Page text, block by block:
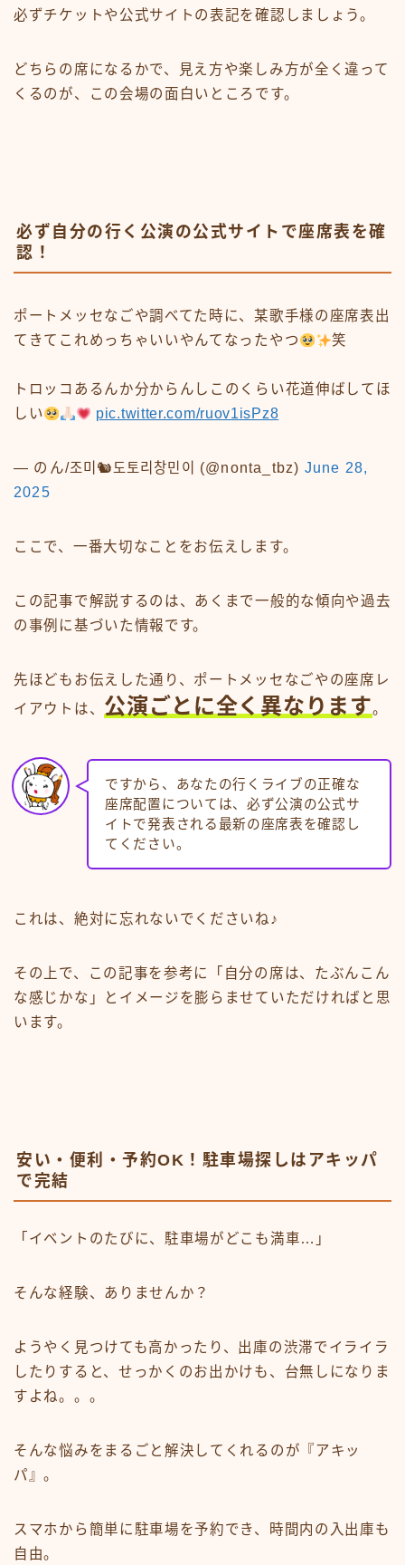
必ずチケットや公式サイトの表記を確認しましょう。
どちらの席になるかで、見え方や楽しみ方が全く違って
くるのが、この会場の面白いところです。
必ず自分の行く公演の公式サイトで座席表を確
認！
ポートメッセなごや調べてた時に、某歌手様の座席表出
てきてこれめっちゃいいやんてなったやつ
笑
トロッコあるんか分からんしこのくらい花道伸ばしてほ
しい
pic.twitter.com/ruov1isPz8
— のん/조미🐿도토리창민이 (@nonta_tbz) June 28,
2025
ここで、一番大切なことをお伝えします。
この記事で解説するのは、あくまで一般的な傾向や過去
の事例に基づいた情報です。
先ほどもお伝えした通り、ポートメッセなごやの座席レ
イアウトは、 公演ごとに全く異なります。
ですから、あなたの行くライブの正確な
座席配置については、必ず公演の公式サ
イトで発表される最新の座席表を確認し
てください。
これは、絶対に忘れないでくださいね♪
その上で、この記事を参考に「自分の席は、たぶんこん
な感じかな」とイメージを膨らませていただければと思
います。
安い・便利・予約OK！駐車場探しはアキッパ
で完結
「イベントのたびに、駐車場がどこも満車…」
そんな経験、ありませんか？
ようやく見つけても高かったり、出庫の渋滞でイライラ
したりすると、せっかくのお出かけも、台無しになりま
すよね。。。
そんな悩みをまるごと解決してくれるのが『アキッ
パ』。
スマホから簡単に駐車場を予約でき、時間内の入出庫も
自由。